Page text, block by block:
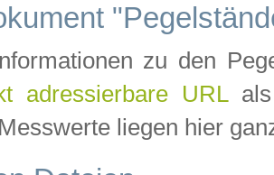
zu den
adressierbare URLals
liegen hier